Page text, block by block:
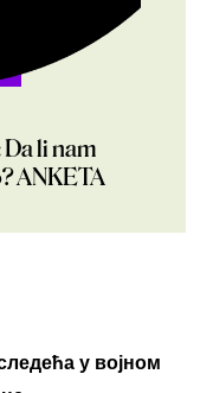
li nam
ANKETA
у војном